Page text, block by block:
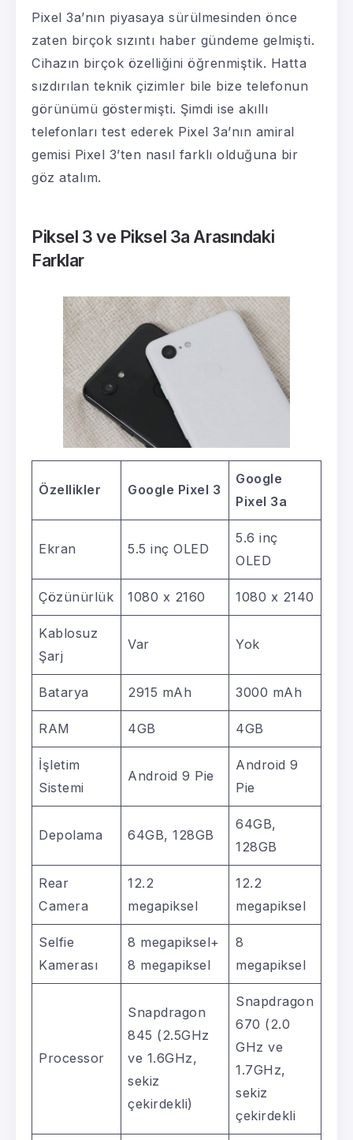
Pixel 3a’nın piyasaya sürülmesinden önce
zaten birçok sızıntı haber gündeme gelmişti.
Cihazın birçok özelliğini öğrenmiştik. Hatta
sızdırılan teknik çizimler bile bize telefonun
görünümü göstermişti. Şimdi ise akıllı
telefonları test ederek Pixel 3a’nın amiral
gemisi Pixel 3’ten nasıl farklı olduğuna bir
göz atalım.
Piksel 3 ve Piksel 3a Arasındaki
Farklar
Özellikler Google Pixel 3
Google
Pixel 3a
Ekran 5.5 inç OLED
5.6 inç
OLED
Çözünürlük 1080 x 2160 1080 x 2140
Kablosuz
Şarj
Var Yok
Batarya 2915 mAh 3000 mAh
RAM 4GB 4GB
İşletim
Sistemi
Android 9 Pie
Android 9
Pie
Depolama 64GB, 128GB
64GB,
128GB
Rear
Camera
12.2
megapiksel
12.2
megapiksel
Selfie
Kamerası
8 megapiksel+
8 megapiksel
8
megapiksel
Processor
Snapdragon
845 (2.5GHz
ve 1.6GHz,
sekiz
çekirdekli)
Snapdragon
670 (2.0
GHz ve
1.7GHz,
sekiz
çekirdekli